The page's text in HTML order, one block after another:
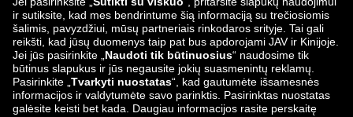
Lounge by Zalando
Programėlės